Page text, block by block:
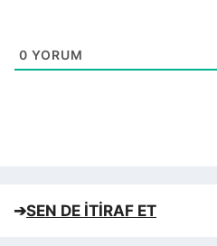
0 YORUM
➔SEN DE İTİRAF ET